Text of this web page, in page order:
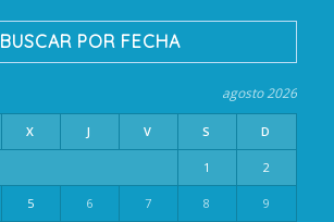
BUSCAR POR FECHA
agosto 2026
X J V S D
1 2
5 6 7 8 9